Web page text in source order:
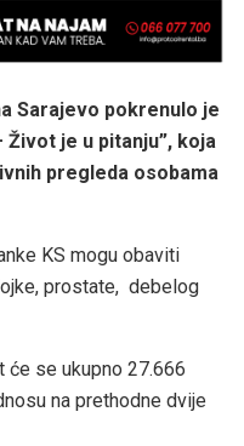
Sarajevo pokrenulo je
Život je u pitanju”, koja
pregleda osobama
KS mogu obaviti
prostate, debelog
će se ukupno 27.666
na prethodne dvije